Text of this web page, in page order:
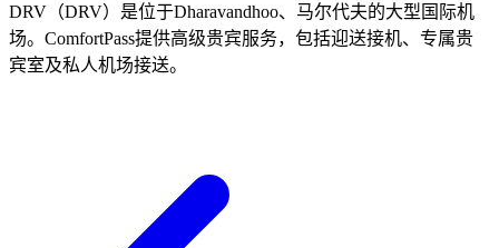
DRV（DRV）是位于Dharavandhoo、马尔代夫的大型国际机
场。ComfortPass提供高级贵宾服务，包括迎送接机、专属贵
宾室及私人机场接送。